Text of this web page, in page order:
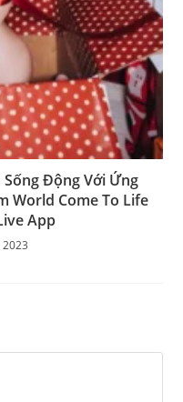
Động Với Ứng
World Come To Life
App